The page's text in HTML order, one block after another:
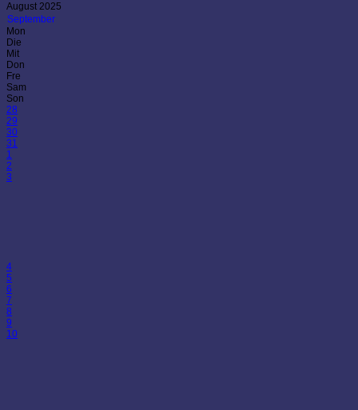
August 2025
September
Mon
Die
Mit
Don
Fre
Sam
Son
28
29
30
31
1
2
3
4
5
6
7
8
9
10